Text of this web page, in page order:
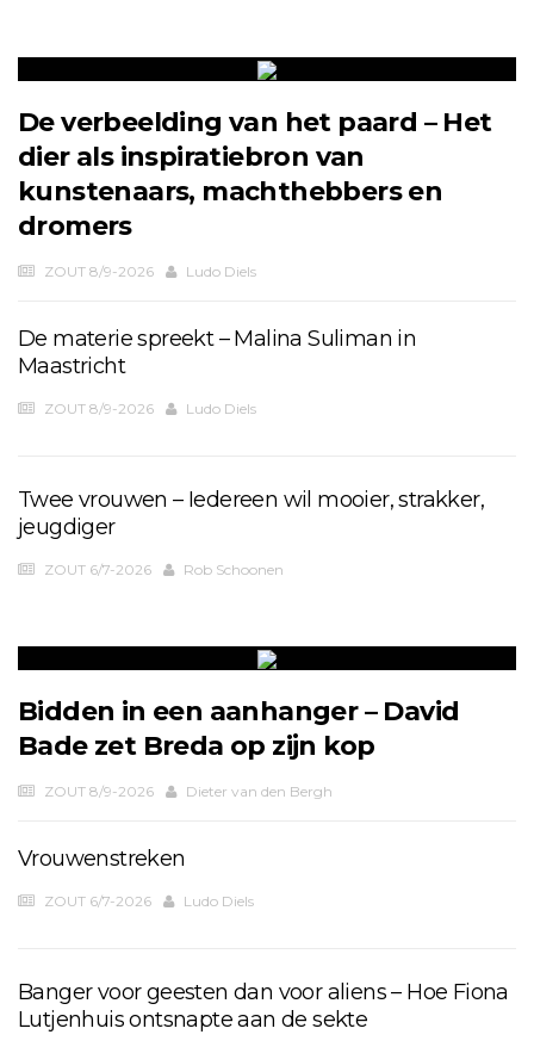
De verbeelding van het paard – Het
dier als inspiratiebron van
kunstenaars, machthebbers en
dromers
ZOUT 8/9-2026 Ludo Diels
De materie spreekt – Malina Suliman in
Maastricht
ZOUT 8/9-2026 Ludo Diels
Twee vrouwen – Iedereen wil mooier, strakker,
jeugdiger
ZOUT 6/7-2026 Rob Schoonen
Bidden in een aanhanger – David
Bade zet Breda op zijn kop
ZOUT 8/9-2026 Dieter van den Bergh
Vrouwenstreken
ZOUT 6/7-2026 Ludo Diels
Banger voor geesten dan voor aliens – Hoe Fiona
Lutjenhuis ontsnapte aan de sekte